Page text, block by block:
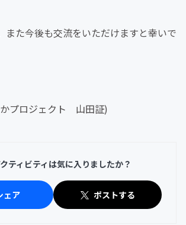
また今後も交流をいただけますと幸いで
プロジェクト 山田証)
ティビティは気に入りましたか？
ェア ポストする